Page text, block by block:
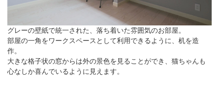
グレーの壁紙で統一された、落ち着いた雰囲気のお部屋。
部屋の一角をワークスペースとして利用できるように、机を造
作。
大きな格子状の窓からは外の景色を見ることができ、猫ちゃんも
心なしか喜んでいるように見えます。